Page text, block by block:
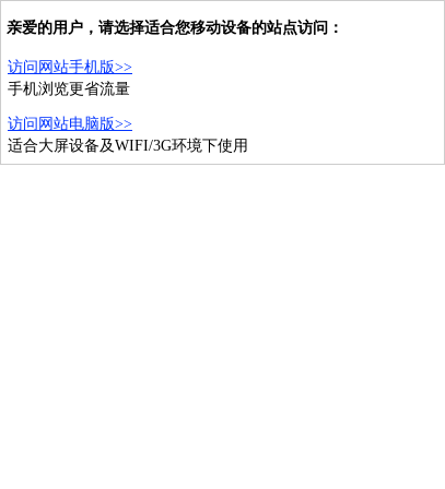
亲爱的用户，请选择适合您移动设备的站点访问：
访问网站手机版>>
手机浏览更省流量
访问网站电脑版>>
适合大屏设备及WIFI/3G环境下使用